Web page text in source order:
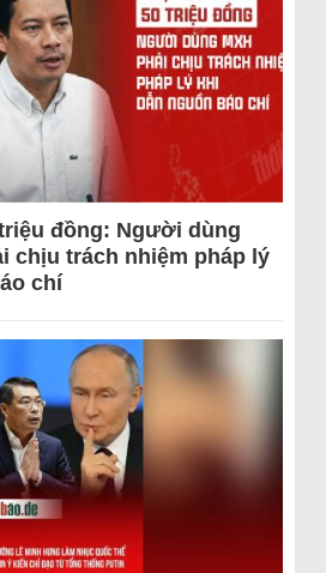
đồng: Người dùng
chịu trách nhiệm pháp lý
chí